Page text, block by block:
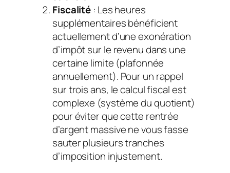
Fiscalité : Les heures
supplémentaires bénéficient
actuellement d’une exonération
d’impôt sur le revenu dans une
certaine limite (plafonnée
annuellement). Pour un rappel
sur trois ans, le calcul fiscal est
complexe (système du quotient)
pour éviter que cette rentrée
d’argent massive ne vous fasse
sauter plusieurs tranches
d’imposition injustement.